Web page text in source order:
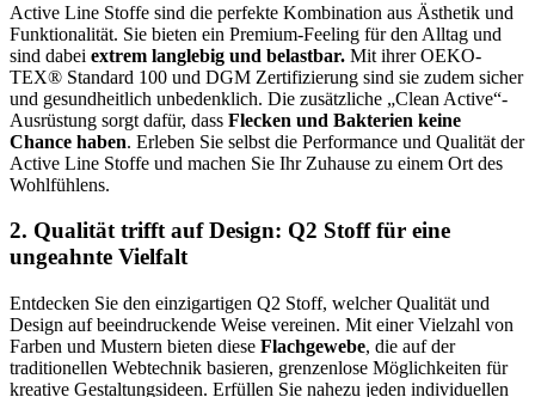
Active Line Stoffe sind die perfekte Kombination aus Ästhetik und
Funktionalität. Sie bieten ein Premium-Feeling für den Alltag und
sind dabei extrem langlebig und belastbar. Mit ihrer OEKO-
TEX® Standard 100 und DGM Zertifizierung sind sie zudem sicher
und gesundheitlich unbedenklich. Die zusätzliche „Clean Active“-
Ausrüstung sorgt dafür, dass Flecken und Bakterien keine
Chance haben. Erleben Sie selbst die Performance und Qualität der
Active Line Stoffe und machen Sie Ihr Zuhause zu einem Ort des
Wohlfühlens.
2. Qualität trifft auf Design: Q2 Stoff für eine
ungeahnte Vielfalt
Entdecken Sie den einzigartigen Q2 Stoff, welcher Qualität und
Design auf beeindruckende Weise vereinen. Mit einer Vielzahl von
Farben und Mustern bieten diese Flachgewebe, die auf der
traditionellen Webtechnik basieren, grenzenlose Möglichkeiten für
kreative Gestaltungsideen. Erfüllen Sie nahezu jeden individuellen